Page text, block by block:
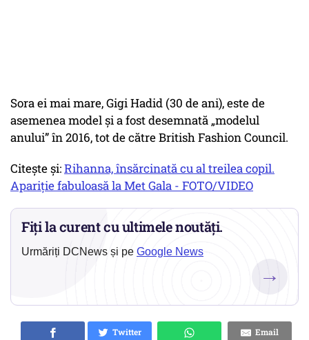
Sora ei mai mare, Gigi Hadid (30 de ani), este de
asemenea model și a fost desemnată „modelul
anului” în 2016, tot de către British Fashion Council.
Citește și:Rihanna, însărcinată cu al treilea copil.
Apariție fabuloasă la Met Gala - FOTO/VIDEO
Fiți la curent cu ultimele noutăți.
Urmăriți DCNews și pe Google News
→
Twitter Email